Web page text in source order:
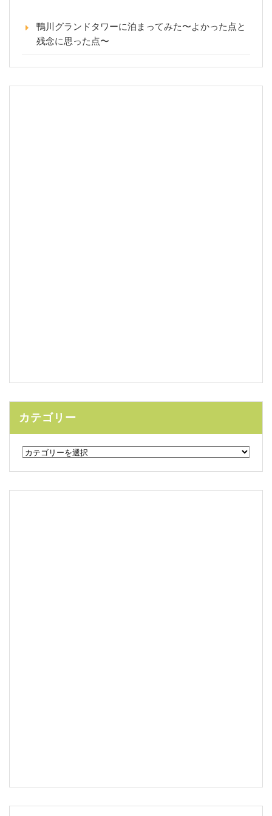
鴨川グランドタワーに泊まってみた〜よかった点と
残念に思った点〜
カテゴリー
カ
リ